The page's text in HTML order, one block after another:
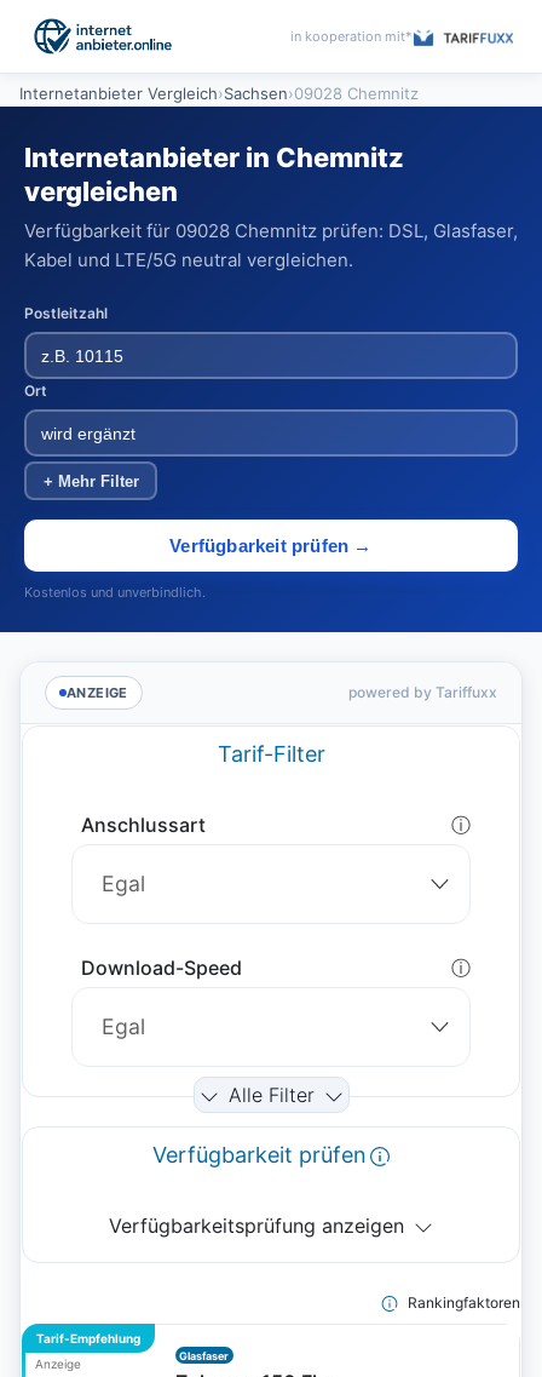
in kooperation mit*
Internetanbieter Vergleich›Sachsen›09028 Chemnitz
Internetanbieter in Chemnitz
vergleichen
Verfügbarkeit für 09028 Chemnitz prüfen: DSL, Glasfaser,
Kabel und LTE/5G neutral vergleichen.
Postleitzahl
Ort
+ Mehr Filter
Verfügbarkeit prüfen →
Kostenlos und unverbindlich.
ANZEIGE powered by Tariffuxx